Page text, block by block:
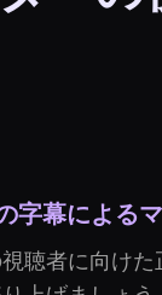
字幕による
聴者に向け